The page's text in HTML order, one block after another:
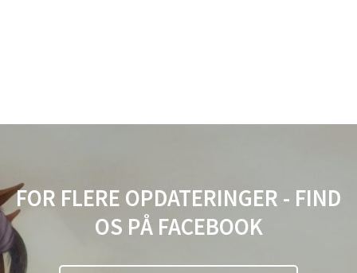
FOR FLERE OPDATERINGER - FIND
OS PÅ FACEBOOK